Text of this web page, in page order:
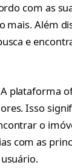
com as
mais. Além
e
plataforma
Isso
o
com as